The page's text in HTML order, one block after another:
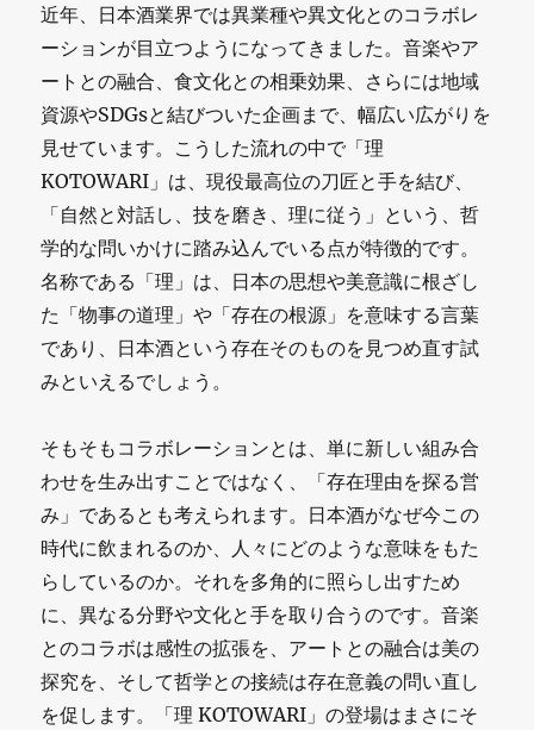
近年、日本酒業界では異業種や異文化とのコラボレ
ーションが目立つようになってきました。音楽やア
ートとの融合、食文化との相乗効果、さらには地域
資源やSDGsと結びついた企画まで、幅広い広がりを
見せています。こうした流れの中で「理
KOTOWARI」は、現役最高位の刀匠と手を結び、
「自然と対話し、技を磨き、理に従う」という、哲
学的な問いかけに踏み込んでいる点が特徴的です。
名称である「理」は、日本の思想や美意識に根ざし
た「物事の道理」や「存在の根源」を意味する言葉
であり、日本酒という存在そのものを見つめ直す試
みといえるでしょう。
そもそもコラボレーションとは、単に新しい組み合
わせを生み出すことではなく、「存在理由を探る営
み」であるとも考えられます。日本酒がなぜ今この
時代に飲まれるのか、人々にどのような意味をもた
らしているのか。それを多角的に照らし出すため
に、異なる分野や文化と手を取り合うのです。音楽
とのコラボは感性の拡張を、アートとの融合は美の
探究を、そして哲学との接続は存在意義の問い直し
を促します。「理 KOTOWARI」の登場はまさにそ